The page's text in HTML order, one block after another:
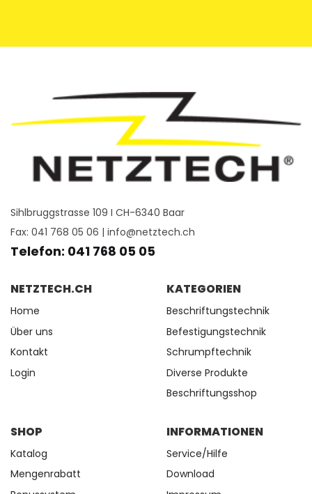
Sihlbruggstrasse 109 I CH-6340 Baar
Fax: 041 768 05 06 | info@netztech.ch
Telefon: 041 768 05 05
NETZTECH.CH
Home
Über uns
Kontakt
Login
KATEGORIEN
Beschriftungstechnik
Befestigungstechnik
Schrumpftechnik
Diverse Produkte
Beschriftungsshop
SHOP
Katalog
Mengenrabatt
INFORMATIONEN
Service/Hilfe
Download